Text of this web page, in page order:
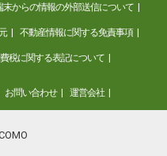
末からの情報の外部送信について
不動産情報に関する免責事項
税に関する表記について
お問い合わせ 運営会社